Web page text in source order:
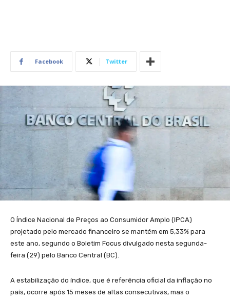
Facebook Twitter
O Índice Nacional de Preços ao Consumidor Amplo (IPCA)
projetado pelo mercado financeiro se mantém em 5,33% para
este ano, segundo o Boletim Focus divulgado nesta segunda-
feira (29) pelo Banco Central (BC).
A estabilização do índice, que é referência oficial da inflação no
país, ocorre após 15 meses de altas consecutivas, mas o